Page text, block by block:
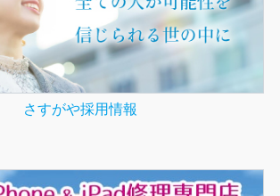
さすがや採用情報